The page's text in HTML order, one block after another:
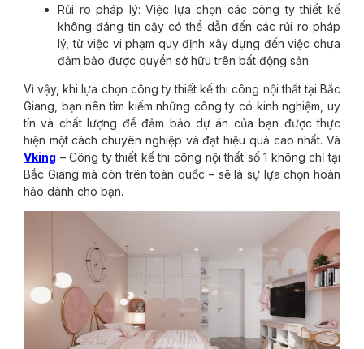
Rủi ro pháp lý: Việc lựa chọn các công ty thiết kế
không đáng tin cậy có thể dẫn đến các rủi ro pháp
lý, từ việc vi phạm quy định xây dựng đến việc chưa
đảm bảo được quyền sở hữu trên bất động sản.
Vì vậy, khi lựa chọn công ty thiết kế thi công nội thất tại Bắc
Giang, bạn nên tìm kiếm những công ty có kinh nghiệm, uy
tín và chất lượng để đảm bảo dự án của bạn được thực
hiện một cách chuyên nghiệp và đạt hiệu quả cao nhất. Và
Vking – Công ty thiết kế thi công nội thất số 1 không chỉ tại
Bắc Giang mà còn trên toàn quốc – sẽ là sự lựa chọn hoàn
hảo dành cho bạn.